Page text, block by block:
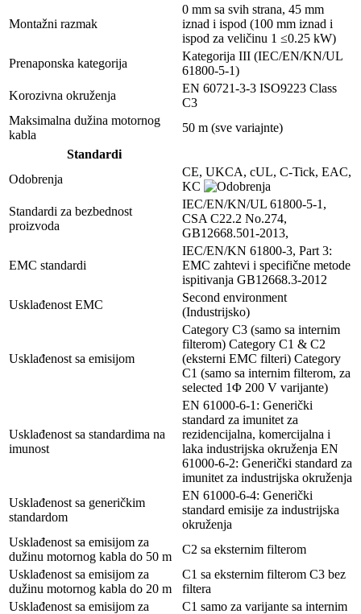
Montažni razmak
0 mm sa svih strana, 45 mm
iznad i ispod (100 mm iznad i
ispod za veličinu 1 ≤0.25 kW)
Prenaponska kategorija
Kategorija III (IEC/EN/KN/UL
61800-5-1)
Korozivna okruženja
EN 60721-3-3 ISO9223 Class
C3
Maksimalna dužina motornog
kabla
50 m (sve variajnte)
Standardi
Odobrenja
CE, UKCA, cUL, C-Tick, EAC,
KC
Standardi za bezbednost
proizvoda
IEC/EN/KN/UL 61800-5-1,
CSA C22.2 No.274,
GB12668.501-2013,
EMC standardi
IEC/EN/KN 61800-3, Part 3:
EMC zahtevi i specifične metode
ispitivanja GB12668.3-2012
Usklađenost EMC
Second environment
(Industrijsko)
Usklađenost sa emisijom
Category C3 (samo sa internim
filterom) Category C1 & C2
(eksterni EMC filteri) Category
C1 (samo sa internim filterom, za
selected 1Φ 200 V varijante)
Usklađenost sa standardima na
imunost
EN 61000-6-1: Generički
standard za imunitet za
rezidencijalna, komercijalna i
laka industrijska okruženja EN
61000-6-2: Generički standard za
imunitet za industrijska okruženja
Usklađenost sa generičkim
standardom
EN 61000-6-4: Generički
standard emisije za industrijska
okruženja
Usklađenost sa emisijom za
dužinu motornog kabla do 50 m
C2 sa eksternim filterom
Usklađenost sa emisijom za
dužinu motornog kabla do 20 m
C1 sa eksternim filterom C3 bez
filtera
Usklađenost sa emisijom za
C1 samo za varijante sa internim